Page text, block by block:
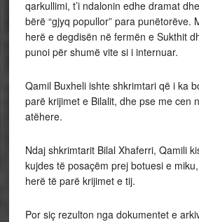
qarkullimi, t’i ndalonin edhe dramat
bërë “gjyq popullor” para punëtorëve.
herë e degdisën në fermën e Sukthit
punoi për shumë vite si i internuar.
Qamil Buxheli ishte shkrimtari që i ka
parë krijimet e Bilalit, dhe pse me cen
atëhere.
Ndaj shkrimtarit Bilal Xhaferri, Qamili
kujdes të posaçëm prej botuesi e
herë të parë krijimet e tij.
Por siç rezulton nga dokumentet e